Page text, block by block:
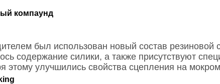
компаунд
был использован новый состав резиновой
содержание силики, а также присутствуют
этому улучшились свойства сцепления на